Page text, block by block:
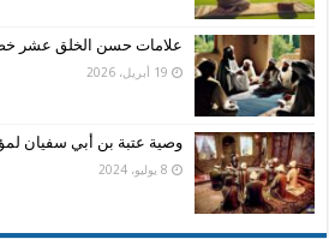
علامات حسن الخلق عشر
19 أبريل، 2026
وصية عتبة بن أبي سفيان
8 يوليو، 2024